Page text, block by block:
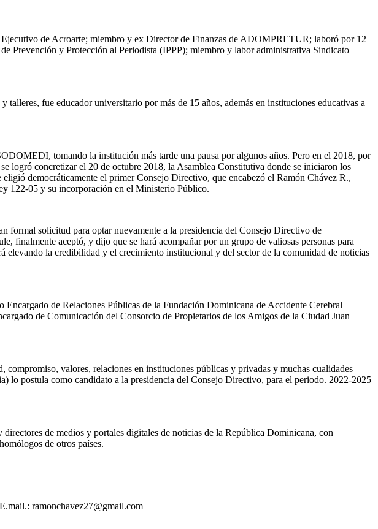
de Acroarte; miembro y ex Director de Finanzas de ADOMPRETUR; laboró por 12
Prevención y Protección al Periodista (IPPP); miembro y labor administrativa Sindicato
fue educador universitario por más de 15 años, además en instituciones educativas a
tomando la institución más tarde una pausa por algunos años. Pero en el 2018, por
logró concretizar el 20 de octubre 2018, la Asamblea Constitutiva donde se iniciaron los
democráticamente el primer Consejo Directivo, que encabezó el Ramón Chávez R.,
122-05 y su incorporación en el Ministerio Público.
formal solicitud para optar nuevamente a la presidencia del Consejo Directivo de
finalmente aceptó, y dijo que se hará acompañar por un grupo de valiosas personas para
elevando la credibilidad y el crecimiento institucional y del sector de la comunidad de noticias
de Relaciones Públicas de la Fundación Dominicana de Accidente Cerebral
de Comunicación del Consorcio de Propietarios de los Amigos de la Ciudad Juan
valores, relaciones en instituciones públicas y privadas y muchas cualidades
postula como candidato a la presidencia del Consejo Directivo, para el periodo. 2022-2025
de medios y portales digitales de noticias de la República Dominicana, con
de otros países.
ramonchavez27@gmail.com